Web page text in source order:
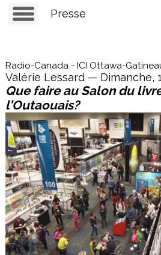
Radio-Canada - ICI Ottawa-
Valérie Lessard — Dimanche,
Que faire au Salon du
l’Outaouais?
Presse